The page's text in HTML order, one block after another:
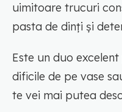
uimitoare trucuri
pasta de dinți și
Este un duo
dificile de pe vase
te vei mai putea